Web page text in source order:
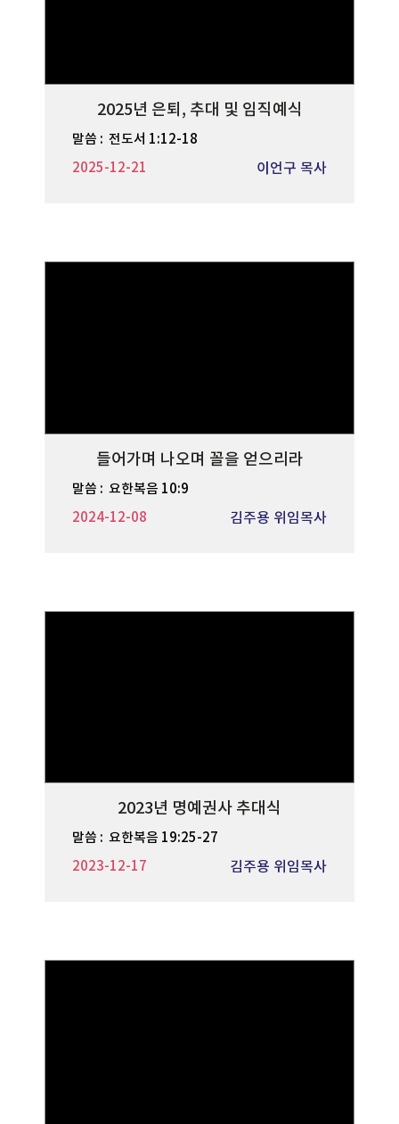
2025년 은퇴, 추대 및 임직예식
말씀 : 전도서 1:12-18
이언구 목사
2025-12-21
들어가며 나오며 꼴을 얻으리라
말씀 : 요한복음 10:9
김주용 위임목사
2024-12-08
2023년 명예권사 추대식
말씀 : 요한복음 19:25-27
김주용 위임목사
2023-12-17